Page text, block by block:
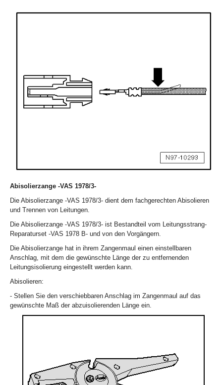
Abisolierzange -VAS 1978/3-
Die Abisolierzange -VAS 1978/3- dient dem fachgerechten Abisolieren
und Trennen von Leitungen.
Die Abisolierzange -VAS 1978/3- ist Bestandteil vom Leitungsstrang-
Reparaturset -VAS 1978 B- und von den Vorgängern.
Die Abisolierzange hat in ihrem Zangenmaul einen einstellbaren
Anschlag, mit dem die gewünschte Länge der zu entfernenden
Leitungsisolierung eingestellt werden kann.
Abisolieren:
- Stellen Sie den verschiebbaren Anschlag im Zangenmaul auf das
gewünschte Maß der abzuisolierenden Länge ein.